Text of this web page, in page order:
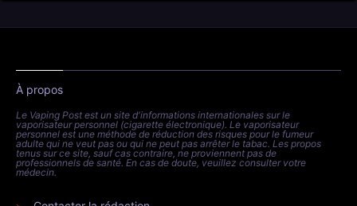
À propos
Le Vaping Post est un site d'informations internationales sur le
vaporisateur personnel (cigarette électronique). Le vaporisateur
personnel est une méthode de réduction des risques pour le fumeur
adulte qui ne veut pas ou qui ne peut pas arrêter le tabac. Les propos
tenus sur ce site, sauf cas contraire, ne proviennent pas de
professionnels de santé. En cas de doute, veuillez consulter votre
médecin.